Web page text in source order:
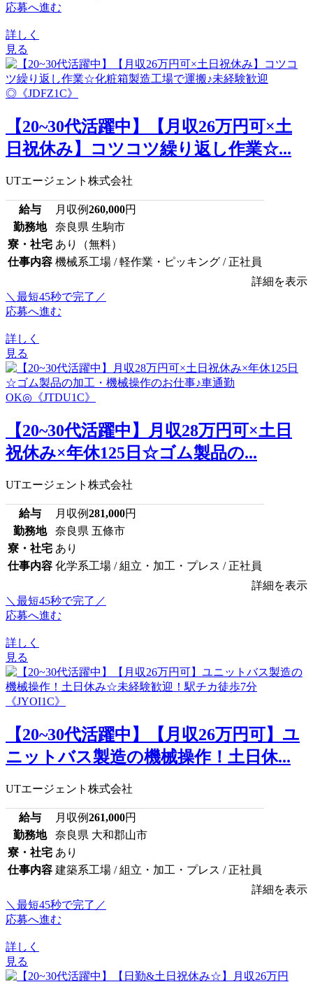
応募へ進む
詳しく
見る
【20~30代活躍中】【月収26万円可×土
日祝休み】コツコツ繰り返し作業☆...
UTエージェント株式会社
給与 月収例260,000円
勤務地
奈良県 生駒市
寮・社宅 あり（無料）
仕事内容 機械系工場 / 軽作業・ピッキング / 正社員
詳細を表示
＼最短45秒で完了／
応募へ進む
詳しく
見る
【20~30代活躍中】月収28万円可×土日
祝休み×年休125日☆ゴム製品の...
UTエージェント株式会社
給与 月収例281,000円
勤務地
奈良県 五條市
寮・社宅 あり
仕事内容 化学系工場 / 組立・加工・プレス / 正社員
詳細を表示
＼最短45秒で完了／
応募へ進む
詳しく
見る
【20~30代活躍中】【月収26万円可】ユ
ニットバス製造の機械操作！土日休...
UTエージェント株式会社
給与 月収例261,000円
勤務地
奈良県 大和郡山市
寮・社宅 あり
仕事内容 建築系工場 / 組立・加工・プレス / 正社員
詳細を表示
＼最短45秒で完了／
応募へ進む
詳しく
見る